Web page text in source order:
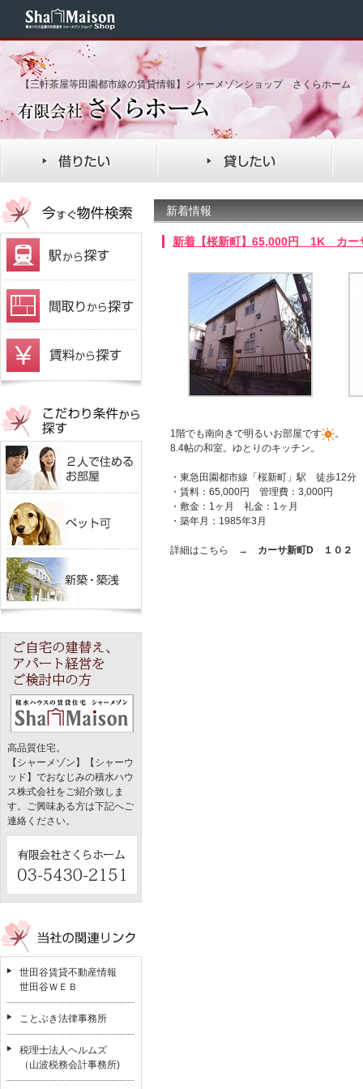
【三軒茶屋等田園都市線の賃貸情報】シャーメゾンショップ さくらホーム
高品質住宅。
【シャーメゾン】【シャーウ
ッド】でおなじみの積水ハウ
ス株式会社をご紹介致しま
す。ご興味ある方は下記へご
連絡ください。
世田谷賃貸不動産情報
世田谷ＷＥＢ
ことぶき法律事務所
税理士法人ヘルムズ
（山波税務会計事務所)
新着情報
新着【桜新町】65,000円 1K カー
1階でも南向きで明るいお部屋です
。
8.4帖の和室。ゆとりのキッチン。
・東急田園都市線「桜新町」駅 徒歩12分
・賃料：65,000円 管理費：3,000円
・敷金：1ヶ月 礼金：1ヶ月
・築年月：1985年3月
詳細はこちら → カーサ新町D １０２